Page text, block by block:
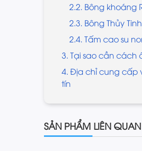
2.2. Bông khoáng
2.3. Bông Thủy
2.4. Tấm cao su
3. Tại sao cần
4. Địa chỉ cung cấp
tín
SẢN PHẨM LIÊN QUAN